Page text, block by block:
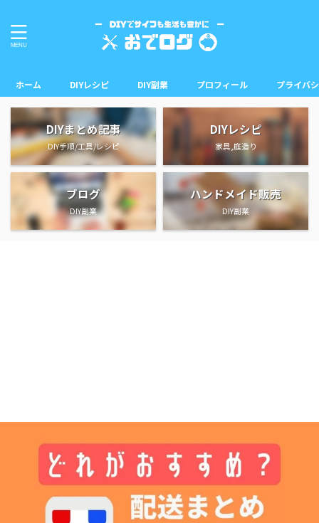
ホーム DIYレシピ DIY副業 プロフィール プライバ
DIYまとめ記事
DIY手順/工具/レシピ
DIYレシピ
家具,庭造り
ブログ
DIY副業
ハンドメイド販売
DIY副業